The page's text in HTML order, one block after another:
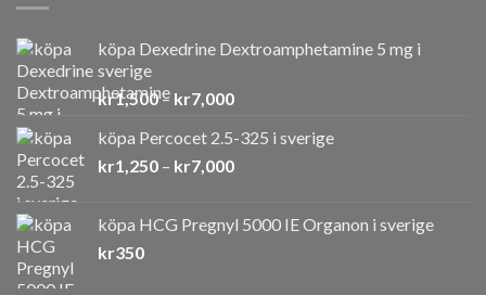
köpa Dexedrine Dextroamphetamine 5 mg i
sverige
kr1,500– kr7,000Prisintervall:
till
kr7,000
köpa Percocet 2.5-325 i sverige
kr1,250 – kr7,000Prisintervall:
kr7,000
köpa HCG Pregnyl 5000 IE Organon i sverige
kr350